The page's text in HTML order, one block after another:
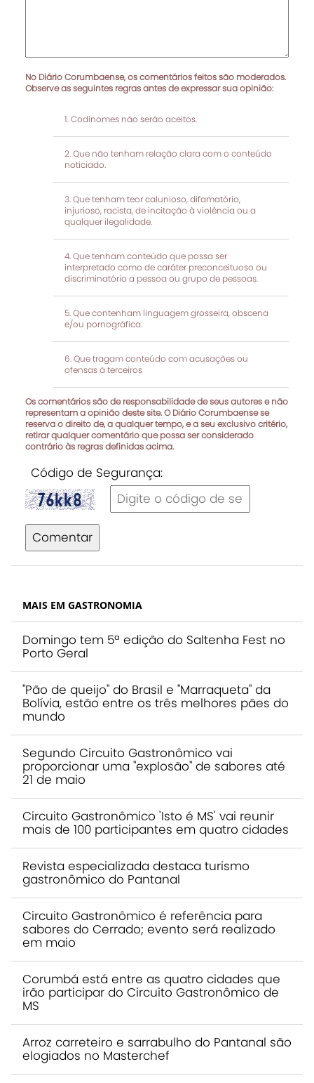
No Diário Corumbaense, os comentários feitos são moderados.
Observe as seguintes regras antes de expressar sua opinião:
Codinomes não serão aceitos.
Que não tenham relação clara com o conteúdo
noticiado.
Que tenham teor calunioso, difamatório,
injurioso, racista, de incitação à violência ou a
qualquer ilegalidade.
Que tenham conteúdo que possa ser
interpretado como de caráter preconceituoso ou
discriminatório a pessoa ou grupo de pessoas.
Que contenham linguagem grosseira, obscena
e/ou pornográfica.
Que tragam conteúdo com acusações ou
ofensas à terceiros
Os comentários são de responsabilidade de seus autores e não
representam a opinião deste site. O Diário Corumbaense se
reserva o direito de, a qualquer tempo, e a seu exclusivo critério,
retirar qualquer comentário que possa ser considerado
contrário às regras definidas acima.
Código de Segurança:
Comentar
MAIS EM GASTRONOMIA
Domingo tem 5ª edição do Saltenha Fest no
Porto Geral
"Pão de queijo" do Brasil e "Marraqueta" da
Bolívia, estão entre os três melhores pães do
mundo
Segundo Circuito Gastronômico vai
proporcionar uma "explosão" de sabores até
21 de maio
Circuito Gastronômico 'Isto é MS' vai reunir
mais de 100 participantes em quatro cidades
Revista especializada destaca turismo
gastronômico do Pantanal
Circuito Gastronômico é referência para
sabores do Cerrado; evento será realizado
em maio
Corumbá está entre as quatro cidades que
irão participar do Circuito Gastronômico de
MS
Arroz carreteiro e sarrabulho do Pantanal são
elogiados no Masterchef